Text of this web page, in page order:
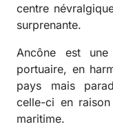
centre
surprenante.
Ancône est
portuaire, en
pays mais
celle-ci en
maritime.